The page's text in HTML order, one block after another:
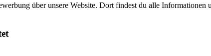
über unsere Website. Dort findest du alle Informationen